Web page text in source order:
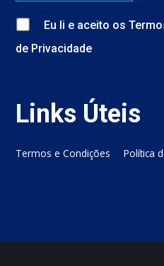
Eu li e aceito os
de Privacidade
Links Úteis
Termos e Condições Política